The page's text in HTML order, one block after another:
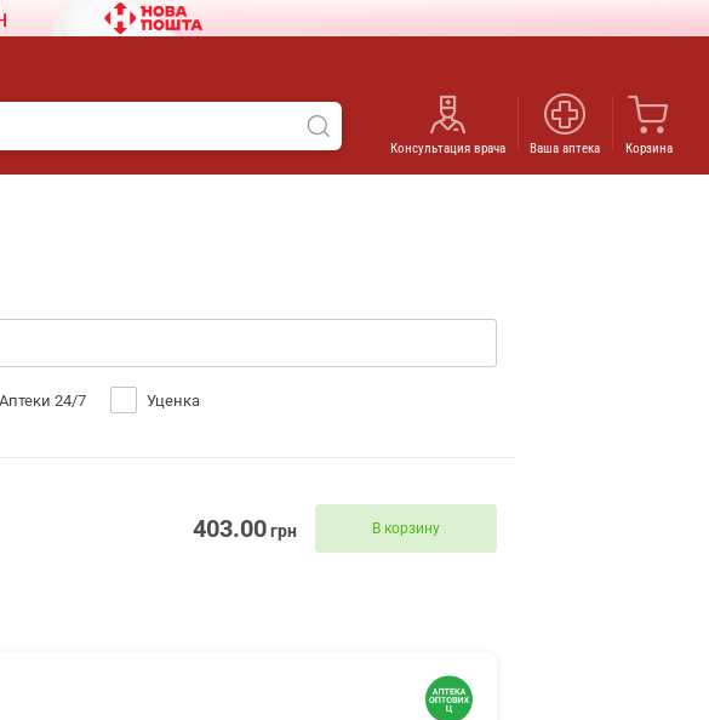
Консультация врача Ваша аптека Корзина
Аптеки 24/7 Уценка
403.00грн В корзину